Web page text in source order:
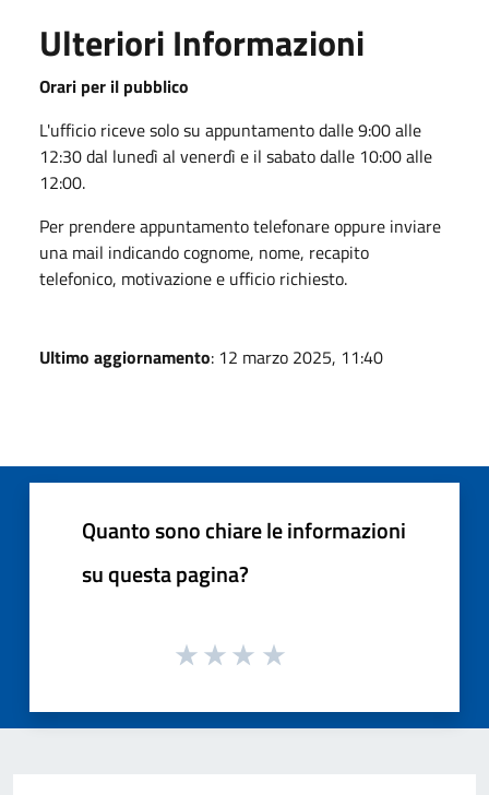
Ulteriori Informazioni
Orari per il pubblico
L'ufficio riceve solo su appuntamento dalle 9:00 alle
12:30 dal lunedì al venerdì e il sabato dalle 10:00 alle
12:00.
Per prendere appuntamento telefonare oppure inviare
una mail indicando cognome, nome, recapito
telefonico, motivazione e ufficio richiesto.
Ultimo aggiornamento: 12 marzo 2025, 11:40
Quanto sono chiare le informazioni
su questa pagina?